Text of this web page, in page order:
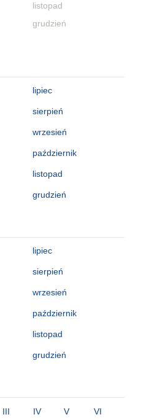
listopad
grudzień
lipiec
sierpień
wrzesień
październik
listopad
grudzień
lipiec
sierpień
wrzesień
październik
listopad
grudzień
III IV V VI